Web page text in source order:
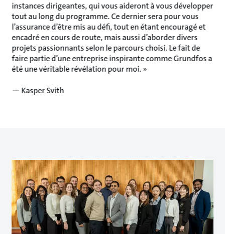
instances dirigeantes, qui vous aideront à vous développer
tout au long du programme. Ce dernier sera pour vous
l’assurance d’être mis au défi, tout en étant encouragé et
encadré en cours de route, mais aussi d’aborder divers
projets passionnants selon le parcours choisi. Le fait de
faire partie d’une entreprise inspirante comme Grundfos a
été une véritable révélation pour moi. »
— Kasper Svith